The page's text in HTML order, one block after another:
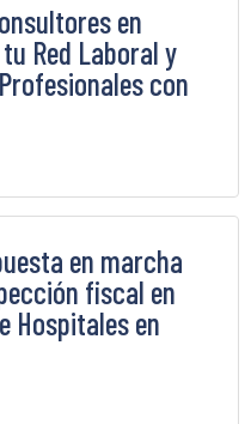
en
Red Laboral y
con
en marcha
fiscal en
Hospitales en